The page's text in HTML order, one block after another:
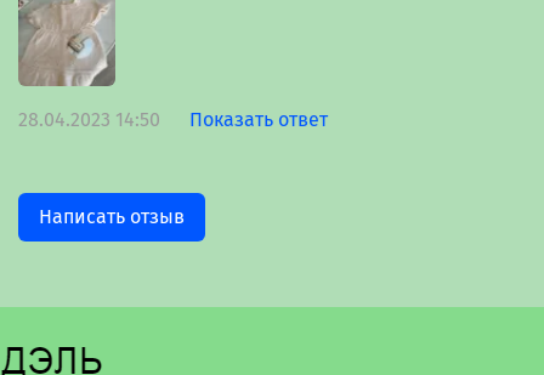
28.04.2023 14:50 Показать ответ
Написать отзыв